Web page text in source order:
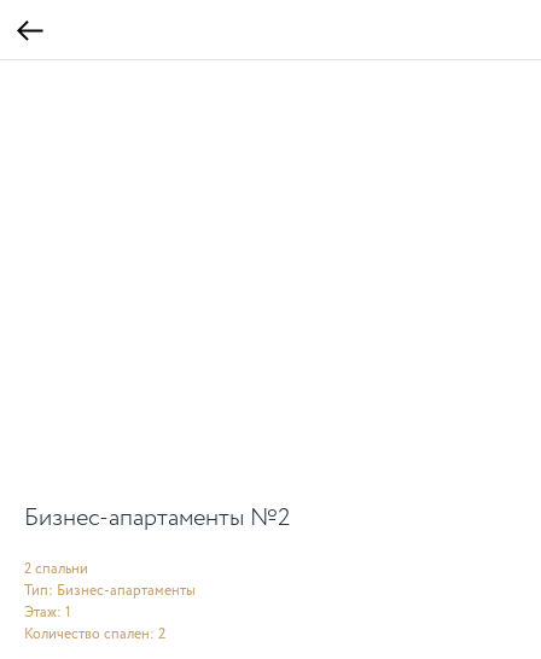
Бизнес-апартаменты №2
2 спальни
Тип: Бизнес-апартаменты
Этаж: 1
Количество спален: 2